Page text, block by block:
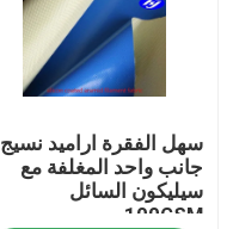
سهل الفقرة اراميد نسيج
جانب واحد المغلفة مع
سيليكون السائل
100GSM